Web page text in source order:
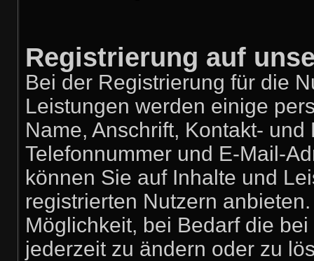
Registrierung auf
Bei der Registrierung für die
Leistungen werden einige
Name, Anschrift, Kontakt-
Telefonnummer und E-Mail-
können Sie auf Inhalte und
registrierten Nutzern
Möglichkeit, bei Bedarf die
jederzeit zu ändern oder zu